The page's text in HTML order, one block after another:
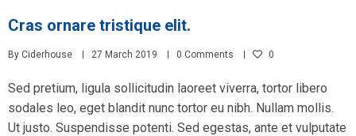
Cras ornare tristique elit.
By Ciderhouse 27 March 2019 0 Comments 0
Sed pretium, ligula sollicitudin laoreet viverra, tortor libero
sodales leo, eget blandit nunc tortor eu nibh. Nullam mollis.
Ut justo. Suspendisse potenti. Sed egestas, ante et vulputate